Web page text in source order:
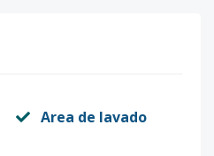
Area de lavado